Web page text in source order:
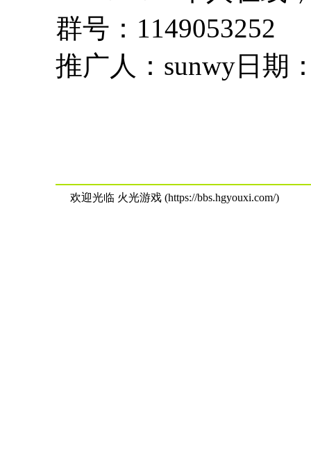
群号：1149053252
推广人：sunwy日期
欢迎光临 火光游戏 (https://bbs.hgyouxi.com/)